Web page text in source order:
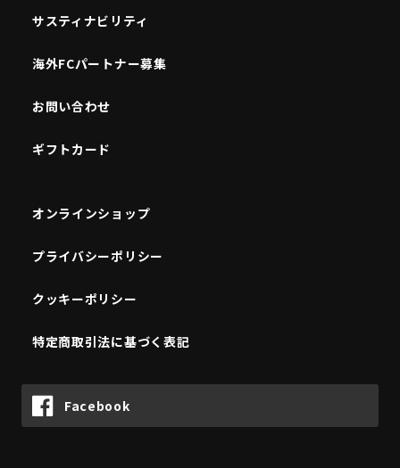
サスティナビリティ
海外FCパートナー募集
お問い合わせ
ギフトカード
オンラインショップ
プライバシーポリシー
クッキーポリシー
特定商取引法に基づく表記
Facebook